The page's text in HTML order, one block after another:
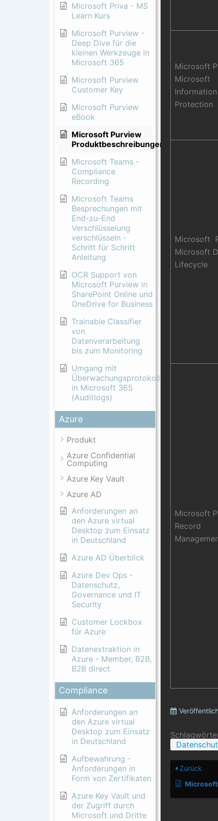
Microsoft Priva - MS
Learn Kurs
Microsoft Purview -
Deep Dive für die
kleinen Werkzeuge in
Microsoft 365
Microsoft Purview
Customer Key
Microsoft Purview
eBook
Microsoft Purview
Produktbeschreibungen
Microsoft Teams -
Compliance
Recording
Microsoft Teams
Besprechungen mit
End-zu-End
Verschlüsselung
verschlüsseln -
Schritt für Schritt
Anleitung
OCR Support von
Microsoft Purview in
SharePoint Online und
OneDrive for Business
Trainable Classifier
von
Datenverarbeitung
bis zum Monitoring
Umgang mit
Überwachungsprotokollen
in Microsoft 365
(Auditlogs)
Azure
Produkt
Azure Confidential
Computing
Azure Key Vault
Azure AD
Anforderungen an
den Azure virtual
Desktop zum Einsatz
in Deutschland
Azure AD Überblick
Azure Dev Ops -
Datenschutz,
Governance und IT
Security
Customer Lockbox
für Azure
Datenextraktion in
Azure - Member, B2B,
B2B direct
Compliance
Anforderungen an
den Azure virtual
Desktop zum Einsatz
in Deutschland
Aufbewahrung -
Anforderungen in
Form von Zertifikaten
Azure Key Vault und
der Zugriff durch
Microsoft und Dritte
Microsoft
Microsoft
Information
Protection
Microsoft
Microsoft
Lifecycle
Microsoft
Record
Zurück